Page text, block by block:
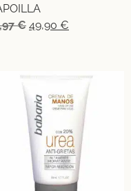
€ 49,90 €